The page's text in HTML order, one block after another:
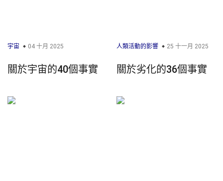
宇宙 04 十月 2025
關於宇宙的40個事實
人類活動的影響 25 十一月 2025
關於劣化的36個事實